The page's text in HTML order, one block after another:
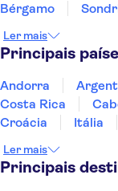
Bérgamo
Ler mais
Principais
Andorra
Costa Rica
Croácia
Itália
Portugal
Ler mais
Principais